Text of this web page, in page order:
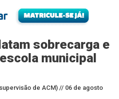
sobrecarga e
municipal
de ACM) // 06 de agosto